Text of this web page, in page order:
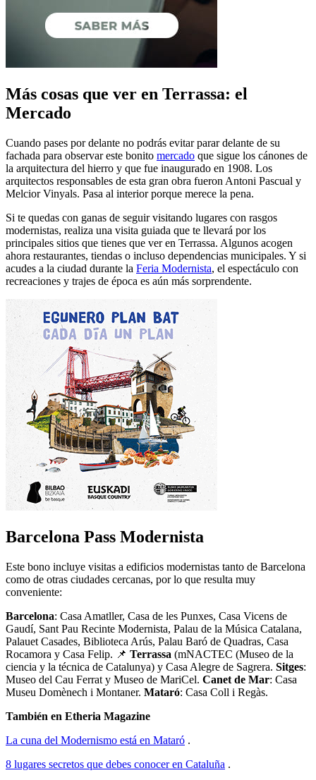
Más cosas que ver en Terrassa: el
Mercado
Cuando pases por delante no podrás evitar parar delante de su
fachada para observar este bonito mercado que sigue los cánones de
la arquitectura del hierro y que fue inaugurado en 1908. Los
arquitectos responsables de esta gran obra fueron Antoni Pascual y
Melcior Vinyals. Pasa al interior porque merece la pena.
Si te quedas con ganas de seguir visitando lugares con rasgos
modernistas, realiza una visita guiada que te llevará por los
principales sitios que tienes que ver en Terrassa. Algunos acogen
ahora restaurantes, tiendas o incluso dependencias municipales. Y si
acudes a la ciudad durante la Feria Modernista, el espectáculo con
recreaciones y trajes de época es aún más sorprendente.
Barcelona Pass Modernista
Este bono incluye visitas a edificios modernistas tanto de Barcelona
como de otras ciudades cercanas, por lo que resulta muy
conveniente:
Barcelona: Casa Amatller, Casa de les Punxes, Casa Vicens de
Gaudí, Sant Pau Recinte Modernista, Palau de la Música Catalana,
Palauet Casades, Biblioteca Arús, Palau Baró de Quadras, Casa
Rocamora y Casa Felip. 📌 Terrassa (mNACTEC (Museo de la
ciencia y la técnica de Catalunya) y Casa Alegre de Sagrera. Sitges:
Museo del Cau Ferrat y Museo de MariCel. Canet de Mar: Casa
Museu Domènech i Montaner. Mataró: Casa Coll i Regàs.
También en Etheria Magazine
La cuna del Modernismo está en Mataró .
8 lugares secretos que debes conocer en Cataluña .